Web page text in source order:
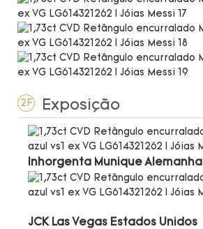
2F Exposição
Inhorgenta Munique Alemanha
JCK Las Vegas Estados Unidos